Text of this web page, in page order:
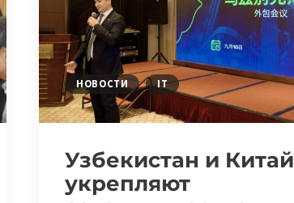
НОВОСТИ IT
Узбекистан и Китай
укрепляют